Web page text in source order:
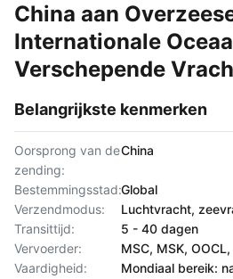
China aan
Internationale
Verschepende
Belangrijkste kenmerken
Oorsprong van de
zending:
China
Bestemmingsstad:Global
Verzendmodus:
Luchtvracht,
Transittijd:
5 - 40 dagen
Vervoerder:
MSC, MSK,
Vaardigheid:
Mondiaal bereik: